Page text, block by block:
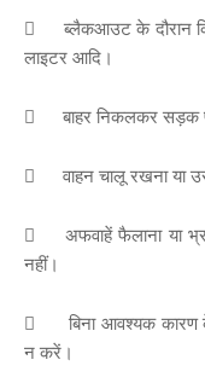

ब्लैकआउट के दौरान
लाइटर आदि।
 बाहर निकलकर सड़क
 वाहन चालू रखना या

अफवाहें फैलाना या
नहीं।

बिना आवश्यक
न करें।